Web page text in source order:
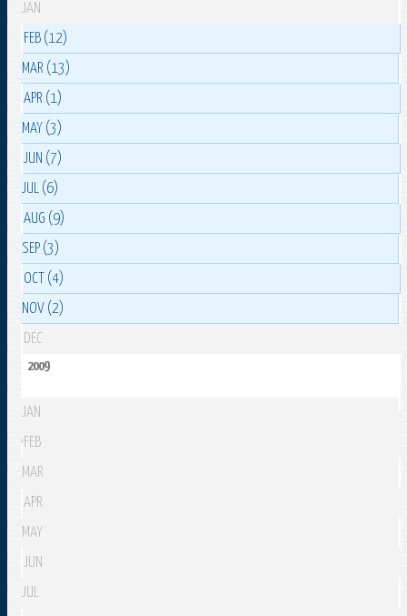
JAN
FEB (12)
MAR (13)
APR (1)
MAY (3)
JUN (7)
JUL (6)
AUG (9)
SEP (3)
OCT (4)
NOV (2)
DEC
2009
JAN
FEB
MAR
APR
MAY
JUN
JUL